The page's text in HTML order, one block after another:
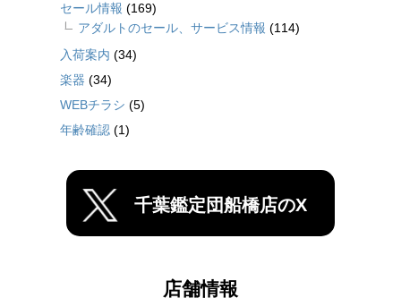
セール情報 (169)
アダルトのセール、サービス情報 (114)
入荷案内 (34)
楽器 (34)
WEBチラシ (5)
年齢確認 (1)
千葉鑑定団船橋店のX
店舗情報